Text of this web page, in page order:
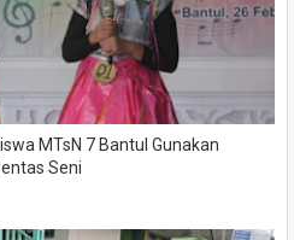
MTsN 7 Bantul Gunakan
Seni